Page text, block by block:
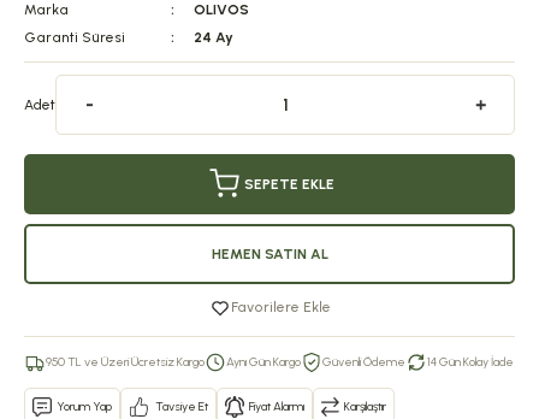
Marka
OLIVOS
Garanti Süresi
24 Ay
Adet
SEPETE EKLE
HEMEN SATIN AL
Favorilere Ekle
950 TL ve Üzeri Ücretsiz Kargo Aynı Gün Kargo Güvenli Ödeme 14 Gün Kolay İade
Yorum Yap Tavsiye Et Fiyat Alarmı Karşılaştır